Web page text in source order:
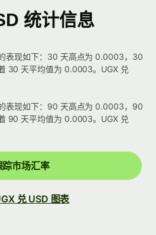
统计信息
表现如下：30 天高点为 0.0003，30
30 天平均值为 0.0003。UGX 兑
表现如下：90 天高点为 0.0003，90
90 天平均值为 0.0003。UGX 兑
踪市场汇率
兑 USD 图表